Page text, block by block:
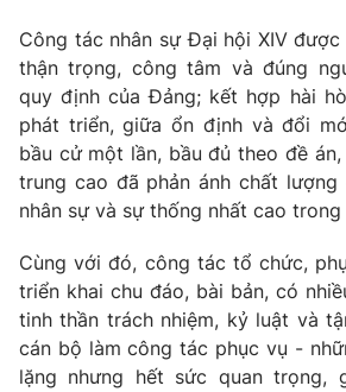
Công tác nhân sự Đại hội XIV
thận trọng, công tâm và đúng
quy định của Đảng; kết hợp hài
phát triển, giữa ổn định và đổi
bầu cử một lần, bầu đủ theo đề
trung cao đã phản ánh chất
nhân sự và sự thống nhất cao
Cùng với đó, công tác tổ chức,
triển khai chu đáo, bài bản, có
tinh thần trách nhiệm, kỷ luật và
cán bộ làm công tác phục vụ -
lặng nhưng hết sức quan trọng,